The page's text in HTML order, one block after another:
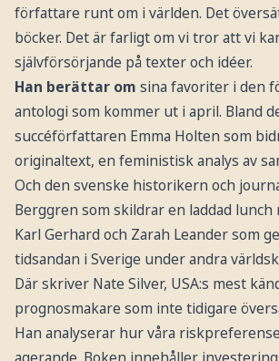
författare runt om i världen. Det
böcker. Det är farligt om vi tror att vi
självförsörjande på texter och idéer.
Han berättar om sina favoriter i den
antologi som kommer ut i april. Bland
succéförfattaren Emma Holten som
originaltext, en feministisk analys av
Och den svenske historikern och
Berggren som skildrar en laddad lunch
Karl Gerhard och Zarah Leander som
tidsandan i Sverige under andra
Där skriver Nate Silver, USA:s mest
prognosmakare som inte tidigare
Han analyserar hur våra